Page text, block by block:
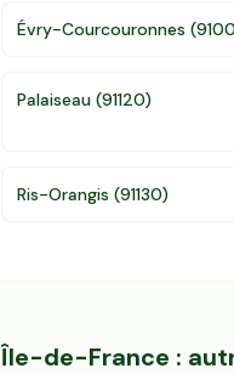
Évry-Courcouronnes (
Palaiseau (91120)
Ris-Orangis (91130)
Île-de-France :